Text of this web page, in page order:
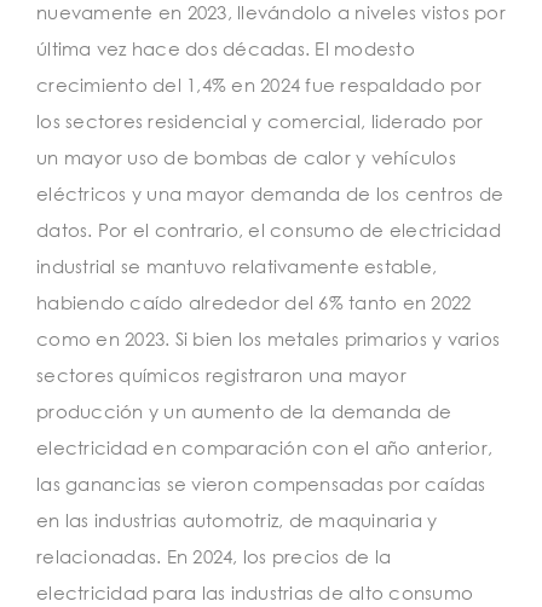
nuevamente en 2023, llevándolo a niveles vistos por
última vez hace dos décadas. El modesto
crecimiento del 1,4% en 2024 fue respaldado por
los sectores residencial y comercial, liderado por
un mayor uso de bombas de calor y vehículos
eléctricos y una mayor demanda de los centros de
datos. Por el contrario, el consumo de electricidad
industrial se mantuvo relativamente estable,
habiendo caído alrededor del 6% tanto en 2022
como en 2023. Si bien los metales primarios y varios
sectores químicos registraron una mayor
producción y un aumento de la demanda de
electricidad en comparación con el año anterior,
las ganancias se vieron compensadas por caídas
en las industrias automotriz, de maquinaria y
relacionadas. En 2024, los precios de la
electricidad para las industrias de alto consumo